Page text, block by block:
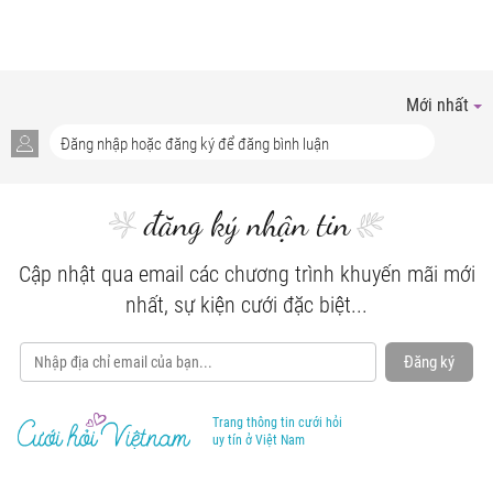
Mới nhất
đăng ký nhận tin
Cập nhật qua email các chương trình khuyến mãi mới
nhất, sự kiện cưới đặc biệt...
Đăng ký
Trang thông tin cưới hỏi
uy tín ở Việt Nam